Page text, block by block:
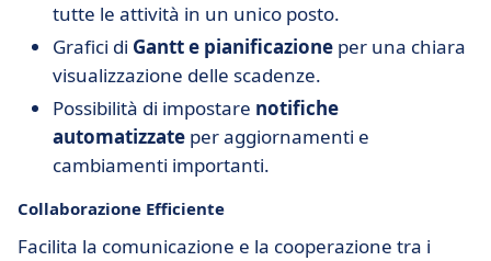
tutte le attività in un unico posto.
Grafici di Gantt e pianificazione per una chiara
visualizzazione delle scadenze.
Possibilità di impostare notifiche
automatizzate per aggiornamenti e
cambiamenti importanti.
Collaborazione Efficiente
Facilita la comunicazione e la cooperazione tra i